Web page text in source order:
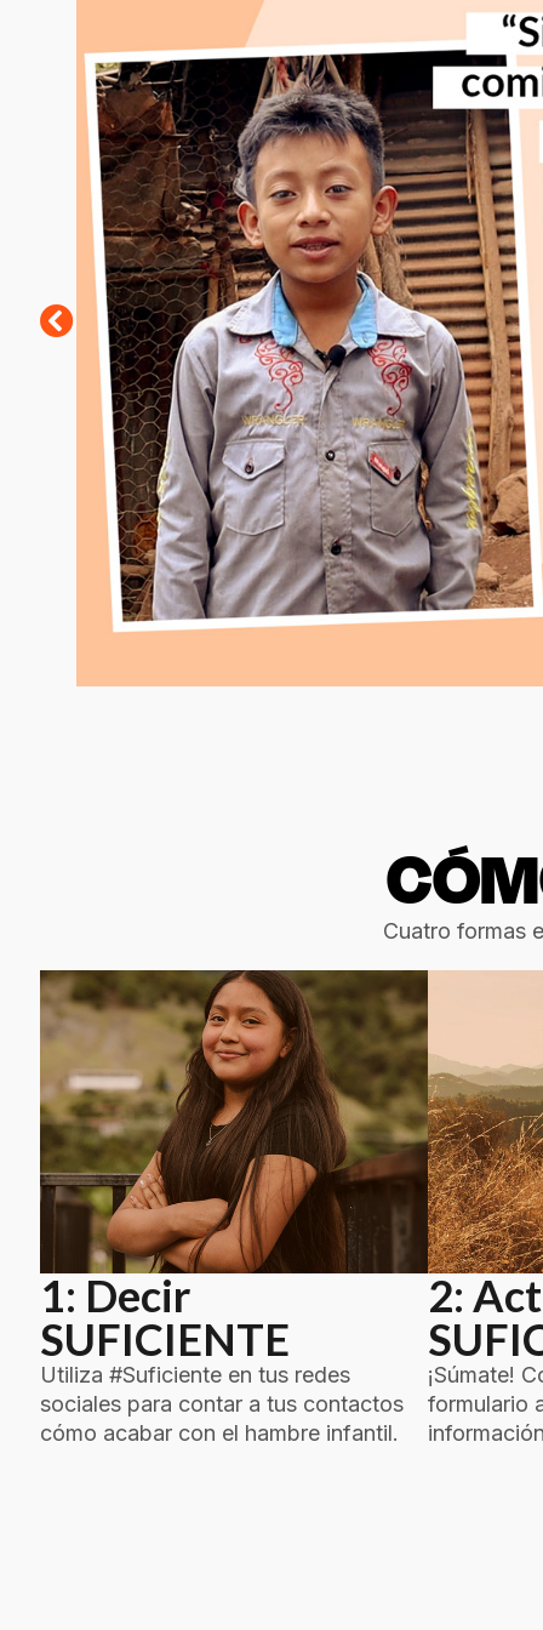
Cuatro formas
1: Decir
SUFICIENTE
Utiliza #Suficiente en tus redes
sociales para contar a tus contactos
cómo acabar con el hambre infantil.
2:
¡Súmate!
formulario